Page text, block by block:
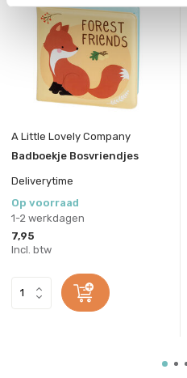
A Little Lovely Company
Badboekje Bosvriendjes
Deliverytime
Op voorraad
1-2 werkdagen
7,95
Incl. btw